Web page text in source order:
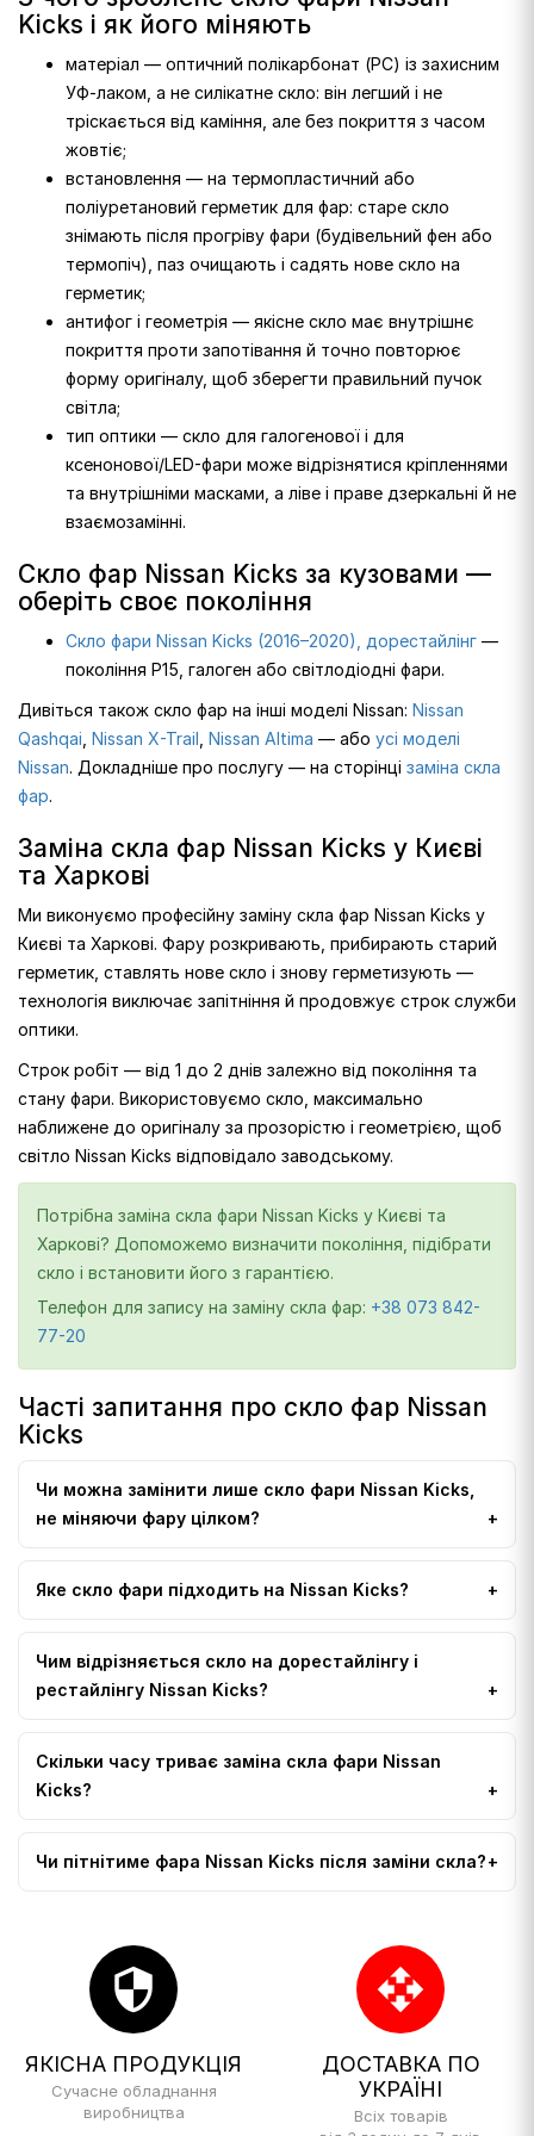
Kicks і як його міняють
матеріал — оптичний полікарбонат (PC) із захисним
УФ-лаком, а не силікатне скло: він легший і не
тріскається від каміння, але без покриття з часом
жовтіє;
встановлення — на термопластичний або
поліуретановий герметик для фар: старе скло
знімають після прогріву фари (будівельний фен або
термопіч), паз очищають і садять нове скло на
герметик;
антифог і геометрія — якісне скло має внутрішнє
покриття проти запотівання й точно повторює
форму оригіналу, щоб зберегти правильний пучок
світла;
тип оптики — скло для галогенової і для
ксенонової/LED-фари може відрізнятися кріпленнями
та внутрішніми масками, а ліве і праве дзеркальні й не
взаємозамінні.
Скло фар Nissan Kicks за кузовами —
оберіть своє покоління
Скло фари Nissan Kicks (2016–2020), дорестайлінг —
покоління P15, галоген або світлодіодні фари.
Дивіться також скло фар на інші моделі Nissan: Nissan
Qashqai Nissan X-Trail Nissan Altima — або усі моделі
Nissan. Докладніше про послугу — на сторінці заміна скла
фар.
Заміна скла фар Nissan Kicks у Києві
та Харкові
Ми виконуємо професійну заміну скла фар Nissan Kicks у
Києві та Харкові. Фару розкривають, прибирають старий
герметик, ставлять нове скло і знову герметизують —
технологія виключає запітніння й продовжує строк служби
оптики.
Строк робіт — від 1 до 2 днів залежно від покоління та
стану фари. Використовуємо скло, максимально
наближене до оригіналу за прозорістю і геометрією, щоб
світло Nissan Kicks відповідало заводському.
Потрібна заміна скла фари Nissan Kicks у Києві та
Харкові? Допоможемо визначити покоління, підібрати
скло і встановити його з гарантією.
Телефон для запису на заміну скла фар: +38 073 842-
77-20
Часті запитання про скло фар Nissan
Kicks
Чи можна замінити лише скло фари Nissan Kicks,
не міняючи фару цілком?
Яке скло фари підходить на Nissan Kicks?
Чим відрізняється скло на дорестайлінгу і
рестайлінгу Nissan Kicks?
Скільки часу триває заміна скла фари Nissan
Kicks?
Чи пітнітиме фара Nissan Kicks після заміни скла?
security
ЯКІСНА ПРОДУКЦІЯ
Сучасне обладнання
виробництва
open_with
ДОСТАВКА ПО
УКРАЇНІ
Всіх товарів